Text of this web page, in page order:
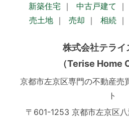
新築住宅 ｜ 中古戸建て ｜
売土地
｜ 売却 ｜ 相続 ｜
株式会社テライ
（Terise Home
京都市左京区専門の不動産売
ト
〒601-1253 京都市左京区